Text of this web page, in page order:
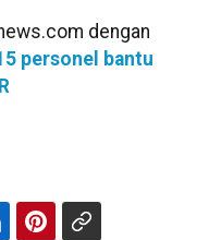
dengan
personel bantu